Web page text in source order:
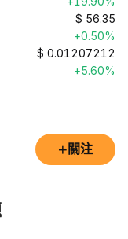
$ 56.35
+0.50%
$ 0.01207212
+5.60%
+ 關注